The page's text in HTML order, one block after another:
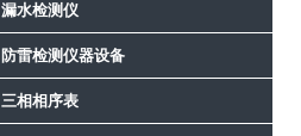
漏水检测仪
防雷检测仪器设备
三相相序表